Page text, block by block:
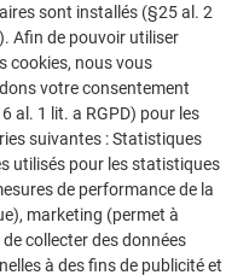
"bicolore"
: env. 2-3 jours ouvrables
sont installés (§25 al. 2
Afin de pouvoir utiliser
cookies, nous vous
votre consentement
al. 1 lit. a RGPD) pour les
suivantes : Statistiques
utilisés pour les statistiques
de performance de la
marketing (permet à
de collecter des données
à des fins de publicité et